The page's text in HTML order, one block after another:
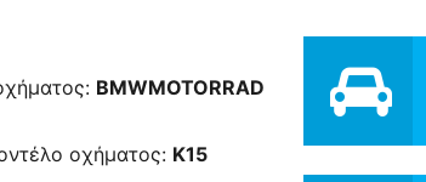
BMWMOTORRAD
οχήματος: K15